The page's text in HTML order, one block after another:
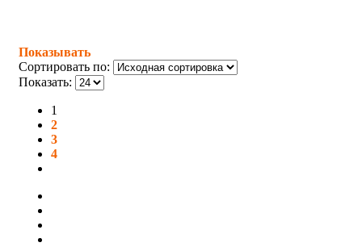
Показывать
Сортировать по:
Показать:
1
2
3
4